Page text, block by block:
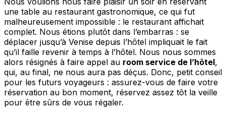
une table au restaurant gastronomique, ce qui fut
malheureusement impossible : le restaurant affichait
complet. Nous étions plutôt dans l’embarras : se
déplacer jusqu’à Venise depuis l’hôtel impliquait le fait
qu’il faille revenir à temps à l’hôtel. Nous nous sommes
alors résignés à faire appel au room service de l’hôtel,
qui, au final, ne nous aura pas déçus. Donc, petit conseil
pour les futurs voyageurs : assurez-vous de faire votre
réservation au bon moment, réservez assez tôt la veille
pour être sûrs de vous régaler.